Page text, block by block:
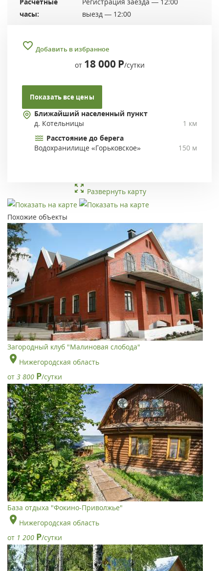
часы:
выезд — 12:00
Добавить в избранное
от 18 000 Р/сутки
Показать все цены
Ближайший населенный пункт
д. Котельницы
1 км
Расстояние до берега
Водохранилище «Горьковское»
150 м
Развернуть карту
Похожие объекты
Загородный клуб "Малиновая слобода"
Нижегородская область
от 3 800 Р/сутки
База отдыха "Фокино-Приволжье"
Нижегородская область
от 1 200 Р/сутки